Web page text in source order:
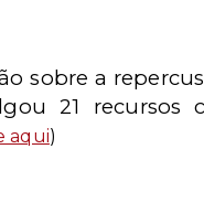
sobre a
21 recursos
aqui)